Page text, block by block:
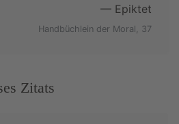
— Epiktet
Handbüchlein der Moral, 37
Zitats